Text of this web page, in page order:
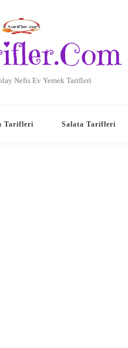
Nefis Ev Yemek Tarifleri
Tarifleri Salata Tarifleri